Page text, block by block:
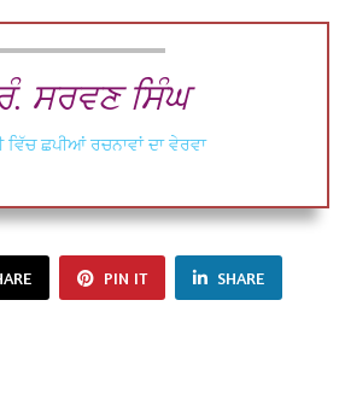
ਸਰਵਣ ਸਿੰਘ
ਵਿੱਚ ਛਪੀਆਂ ਰਚਨਾਵਾਂ ਦਾ ਵੇਰਵਾ
PIN IT SHARE